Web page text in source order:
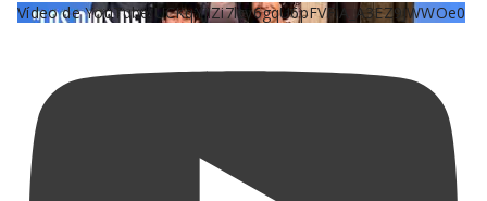
Vídeo de YouTube UCKqYjiZi7lzy6gqU6pFVFiA_A3EZ9JWWOe0